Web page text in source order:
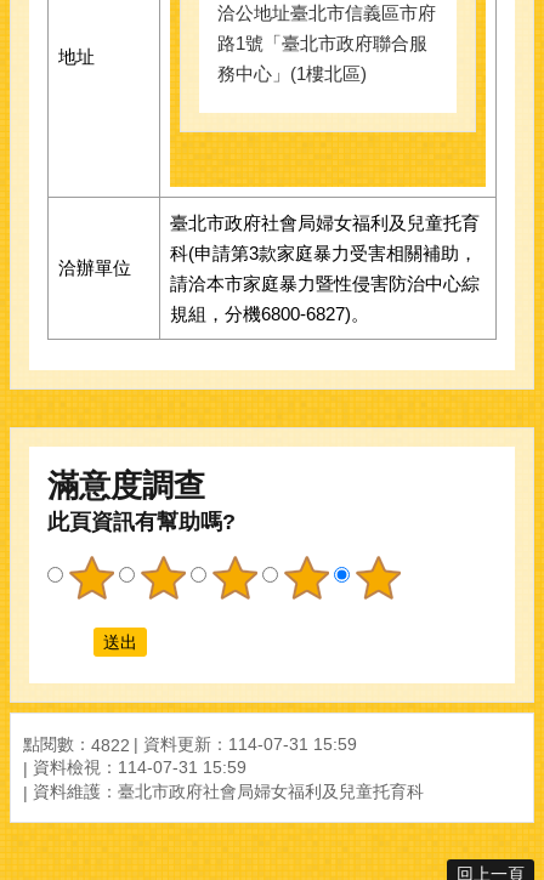
地址
洽公地址臺北市信義區市府
路1號「臺北市政府聯合服
務中心」(1樓北區)
洽辦單位
臺北市政府社會局婦女福利及兒童托育
科(申請第3款家庭暴力受害相關補助，
請洽本市家庭暴力暨性侵害防治中心綜
規組，分機6800-6827)。
滿意度調查
此頁資訊有幫助嗎?
點閱數： 4822 資料更新： 114-07-31 15:59
資料檢視： 114-07-31 15:59
資料維護： 臺北市政府社會局婦女福利及兒童托育科
回上一頁